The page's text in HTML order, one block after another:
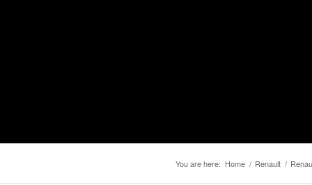
You are here: Home / Renault /